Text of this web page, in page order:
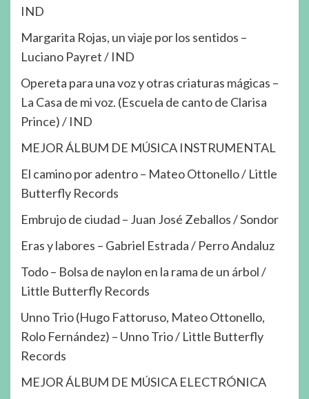
IND
Margarita Rojas, un viaje por los sentidos –
Luciano Payret / IND
Opereta para una voz y otras criaturas mágicas –
La Casa de mi voz. (Escuela de canto de Clarisa
Prince) / IND
MEJOR ÁLBUM DE MÚSICA INSTRUMENTAL
El camino por adentro – Mateo Ottonello / Little
Butterfly Records
Embrujo de ciudad – Juan José Zeballos / Sondor
Eras y labores – Gabriel Estrada / Perro Andaluz
Todo – Bolsa de naylon en la rama de un árbol /
Little Butterfly Records
Unno Trio (Hugo Fattoruso, Mateo Ottonello,
Rolo Fernández) – Unno Trio / Little Butterfly
Records
MEJOR ÁLBUM DE MÚSICA ELECTRÓNICA